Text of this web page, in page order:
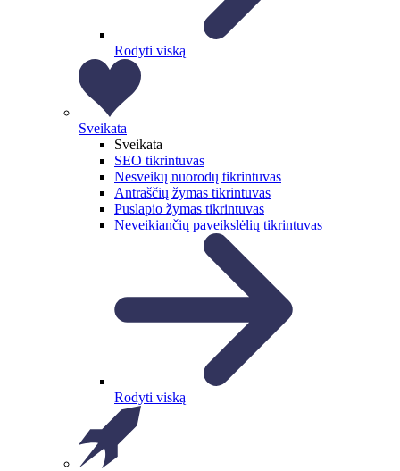
Rodyti viską
Sveikata
Sveikata
SEO tikrintuvas
Nesveikų nuorodų tikrintuvas
Antraščių žymas tikrintuvas
Puslapio žymas tikrintuvas
Neveikiančių paveikslėlių tikrintuvas
Rodyti viską